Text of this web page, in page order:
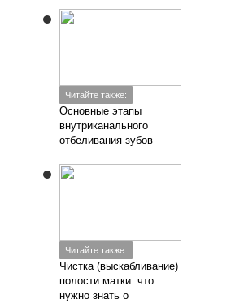
Читайте также:
Основные этапы
внутриканального
отбеливания зубов
Читайте также:
Чистка (выскабливание)
полости матки: что
нужно знать о